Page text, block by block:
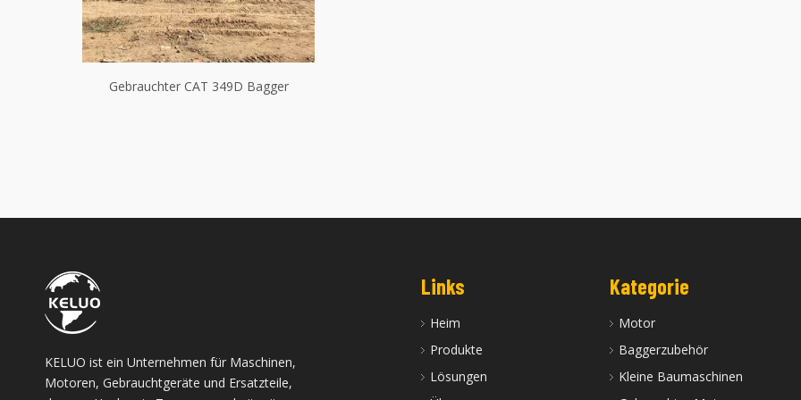
Gebrauchter CAT 349D Bagger
KELUO ist ein Unternehmen für Maschinen,
Motoren, Gebrauchtgeräte und Ersatzteile,
Links
Heim
Produkte
Lösungen
Kategorie
Motor
Baggerzubehör
Kleine Baumaschinen